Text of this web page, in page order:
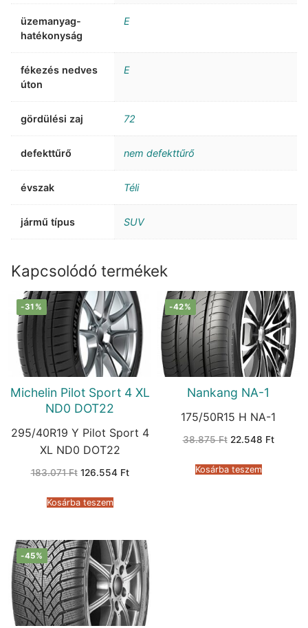
üzemanyag-
hatékonyság
E
fékezés nedves
úton
E
gördülési zaj 72
defekttűrő nem defekttűrő
évszak Téli
jármű típus SUV
Kapcsolódó termékek
-31%
Michelin Pilot Sport 4 XL
ND0 DOT22
295/40R19 Y Pilot Sport 4
XL ND0 DOT22
183.071Ft Original
183.071 Ft.
126.554 FtCurrent
Kosárba teszem
-42%
Nankang NA-1
175/50R15 H NA-1
38.875Ft Original
38.875 Ft.
22.548 FtCurrent
Kosárba teszem
-45%